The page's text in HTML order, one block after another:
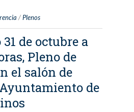
/Plenos
de octubre a
Pleno de
el salón de
de